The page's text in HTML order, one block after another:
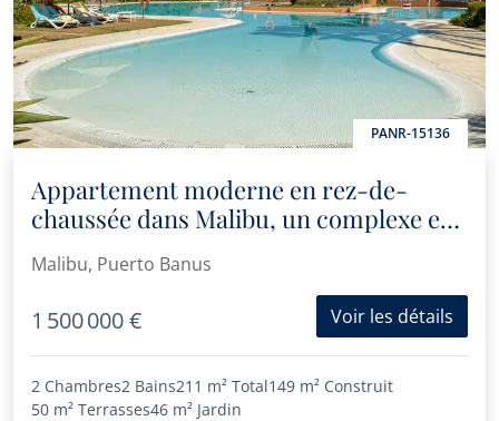
PANR-15136
Appartement moderne en rez-de-
chaussée dans Malibu, un complexe en
front de mer à Puerto Banús
Malibu, Puerto Banus
1 500 000 € Voir les détails
2 Chambres2 Bains211 m² Total149 m² Construit
50 m² Terrasses46 m² Jardin